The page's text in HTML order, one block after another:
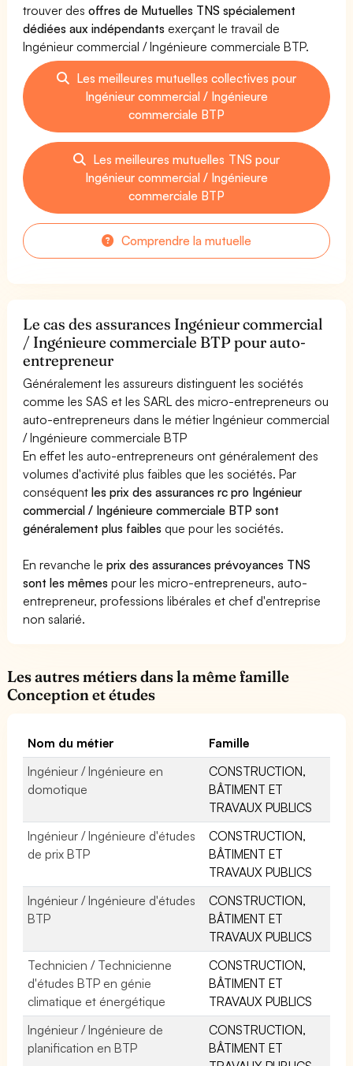
trouver desoffres de Mutuelles TNS spécialement
dédiées aux indépendants exerçant le travail de
Ingénieur commercial / Ingénieure commerciale BTP.
Les meilleures mutuelles collectives pour
Ingénieur commercial / Ingénieure
commerciale BTP
Les meilleures mutuelles TNS pour
Ingénieur commercial / Ingénieure
commerciale BTP
Comprendre la mutuelle
Le cas des assurances Ingénieur commercial
/ Ingénieure commerciale BTP pour auto-
entrepreneur
Généralement les assureurs distinguent les sociétés
comme les SAS et les SARL des micro-entrepreneurs ou
auto-entrepreneurs dans le métier Ingénieur commercial
/ Ingénieure commerciale BTP
En effet les auto-entrepreneurs ont généralement des
volumes d'activité plus faibles que les sociétés. Par
conséquentles prix des assurances rc pro Ingénieur
commercial / Ingénieure commerciale BTP sont
généralement plus faibles que pour les sociétés.
En revanche leprix des assurances prévoyances TNS
sont les mêmes pour les micro-entrepreneurs, auto-
entrepreneur, professions libérales et chef d'entreprise
non salarié.
Les autres métiers dans la même famille
Conception et études
Nom du métier
Famille
Ingénieur / Ingénieure en
domotique
CONSTRUCTION,
BÂTIMENT ET
TRAVAUX PUBLICS
Ingénieur / Ingénieure d'études
de prix BTP
CONSTRUCTION,
BÂTIMENT ET
TRAVAUX PUBLICS
Ingénieur / Ingénieure d'études
BTP
CONSTRUCTION,
BÂTIMENT ET
TRAVAUX PUBLICS
Technicien / Technicienne
d'études BTP en génie
climatique et énergétique
CONSTRUCTION,
BÂTIMENT ET
TRAVAUX PUBLICS
Ingénieur / Ingénieure de
planification en BTP
CONSTRUCTION,
BÂTIMENT ET